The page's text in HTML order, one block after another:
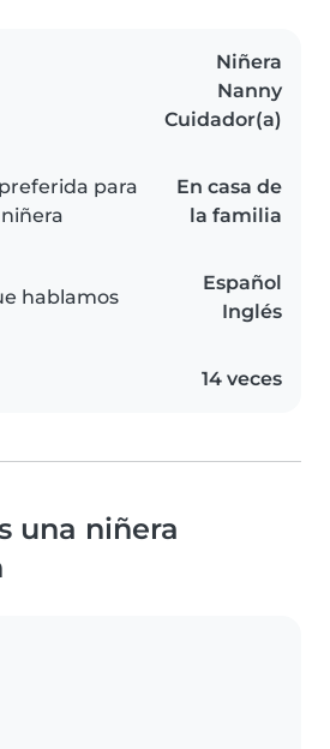
Niñera
Nanny
Cuidador(a)
para
En casa de
la familia
hablamos
Español
Inglés
14 veces
una niñera